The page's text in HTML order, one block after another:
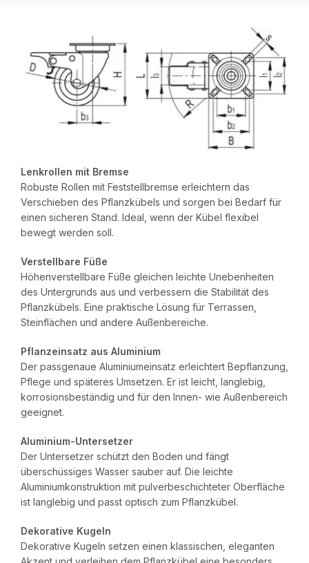
Lenkrollen mit Bremse
Robuste Rollen mit Feststellbremse erleichtern das
Verschieben des Pflanzkübels und sorgen bei Bedarf für
einen sicheren Stand. Ideal, wenn der Kübel flexibel
bewegt werden soll.
Verstellbare Füße
Höhenverstellbare Füße gleichen leichte Unebenheiten
des Untergrunds aus und verbessern die Stabilität des
Pflanzkübels. Eine praktische Lösung für Terrassen,
Steinflächen und andere Außenbereiche.
Pflanzeinsatz aus Aluminium
Der passgenaue Aluminiumeinsatz erleichtert Bepflanzung,
Pflege und späteres Umsetzen. Er ist leicht, langlebig,
korrosionsbeständig und für den Innen- wie Außenbereich
geeignet.
Aluminium-Untersetzer
Der Untersetzer schützt den Boden und fängt
überschüssiges Wasser sauber auf. Die leichte
Aluminiumkonstruktion mit pulverbeschichteter Oberfläche
ist langlebig und passt optisch zum Pflanzkübel.
Dekorative Kugeln
Dekorative Kugeln setzen einen klassischen, eleganten